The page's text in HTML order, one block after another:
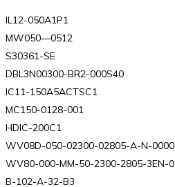
IL12-050A1P1
MW050—0512
S30361-SE
DBL3N00300-BR2-000S40
IC11-150A5ACTSC1
MC150-0128-001
HDIC-200C1
WV08D-050-02300-02805-A-N-0000
WV80-000-MM-50-2300-2805-3EN-0
B-102-A-32-B3